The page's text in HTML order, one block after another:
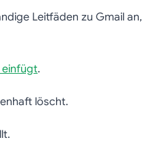
Leitfäden zu Gmail an,
einfügt.
löscht.